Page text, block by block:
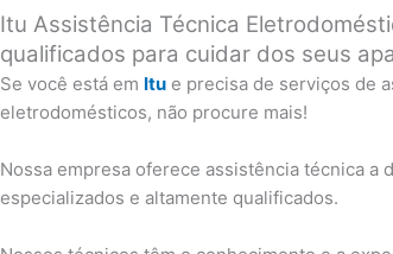
Itu Assistência Técnica
qualificados para cuidar dos seus
Se você está em Itu e precisa de serviços de
eletrodomésticos, não procure mais!
Nossa empresa oferece assistência técnica a
especializados e altamente qualificados.